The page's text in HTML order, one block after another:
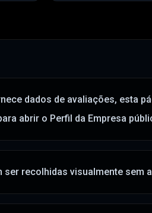
dados de avaliações, esta
abrir o Perfil da Empresa
ser recolhidas visualmente sem